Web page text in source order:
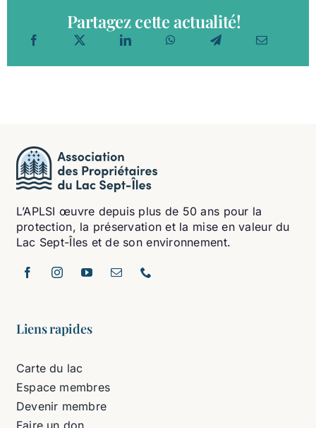
Partagez cette actualité!
L’APLSI œuvre depuis plus de 50 ans pour la
protection, la préservation et la mise en valeur du
Lac Sept-Îles et de son environnement.
Liens rapides
Carte du lac
Espace membres
Devenir membre